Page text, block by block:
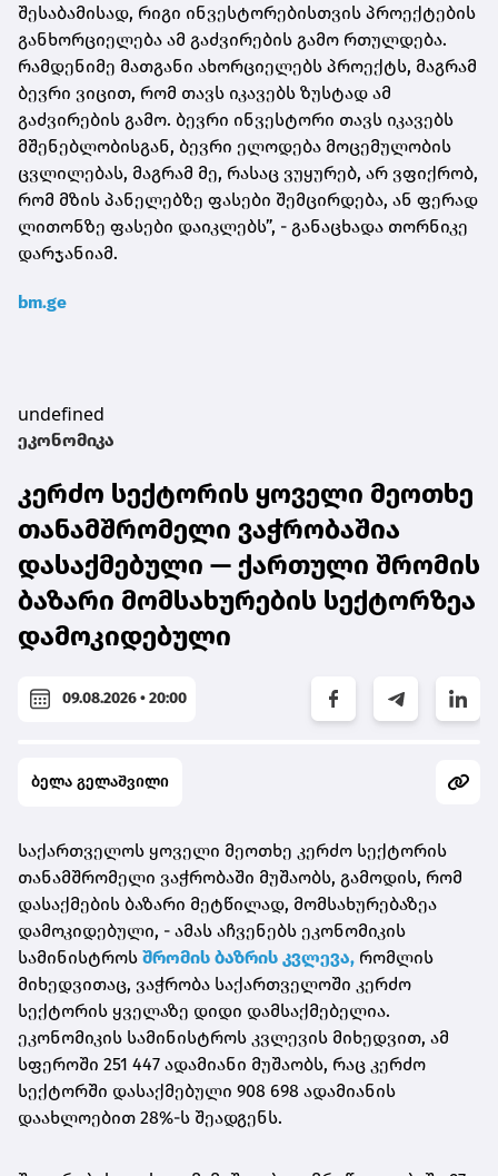
შესაბამისად, რიგი ინვესტორებისთვის პროექტების
განხორციელება ამ გაძვირების გამო რთულდება.
რამდენიმე მათგანი ახორციელებს პროექტს, მაგრამ
ბევრი ვიცით, რომ თავს იკავებს ზუსტად ამ
გაძვირების გამო. ბევრი ინვესტორი თავს იკავებს
მშენებლობისგან, ბევრი ელოდება მოცემულობის
ცვლილებას, მაგრამ მე, რასაც ვუყურებ, არ ვფიქრობ,
რომ მზის პანელებზე ფასები შემცირდება, ან ფერად
ლითონზე ფასები დაიკლებს”, - განაცხადა თორნიკე
დარჯანიამ.
bm.ge
undefined
ეკონომიკა
კერძო სექტორის ყოველი მეოთხე
თანამშრომელი ვაჭრობაშია
დასაქმებული — ქართული შრომის
ბაზარი მომსახურების სექტორზეა
დამოკიდებული
09.08.2026 • 20:00
ბელა გელაშვილი
საქართველოს ყოველი მეოთხე კერძო სექტორის
თანამშრომელი ვაჭრობაში მუშაობს, გამოდის, რომ
დასაქმების ბაზარი მეტწილად, მომსახურებაზეა
დამოკიდებული, - ამას აჩვენებს ეკონომიკის
სამინისტროს შრომის ბაზრის კვლევა, რომლის
მიხედვითაც, ვაჭრობა საქართველოში კერძო
სექტორის ყველაზე დიდი დამსაქმებელია.
ეკონომიკის სამინისტროს კვლევის მიხედვით, ამ
სფეროში 251 447 ადამიანი მუშაობს, რაც კერძო
სექტორში დასაქმებული 908 698 ადამიანის
დაახლოებით 28%-ს შეადგენს.